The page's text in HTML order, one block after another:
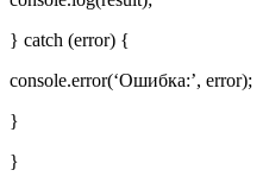
} catch (error) {
console.error(‘Ошибка:’, error);
}
}